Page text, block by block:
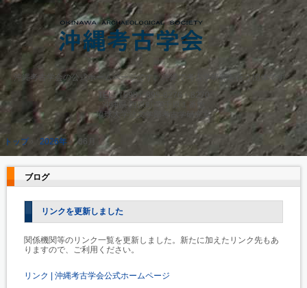
沖縄考古学会の公式ホームページです。沖縄で考古学研究を行う団体です。
TEL.（098）895-8276・8270
沖縄県 西原町 字千原１番地
琉球大学法文学部考古学研究室
トップ 2026年› 06月
ブログ
リンクを更新しました
関係機関等のリンク一覧を更新しました。新たに加えたリンク先もあ
りますので、ご利用ください。
リンク | 沖縄考古学会公式ホームページ